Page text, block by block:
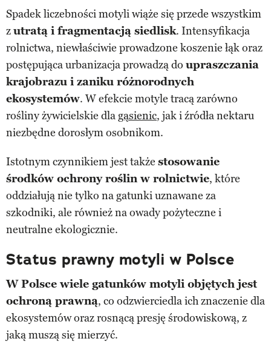
Spadek liczebności motyli wiąże się przede wszystkim
zutratą i fragmentacją siedlisk. Intensyfikacja
rolnictwa, niewłaściwie prowadzone koszenie łąk oraz
postępująca urbanizacja prowadzą do upraszczania
krajobrazu i zaniku różnorodnych
ekosystemów. W efekcie motyle tracą zarówno
rośliny żywicielskie dla gąsienic, jak i źródła nektaru
niezbędne dorosłym osobnikom.
Istotnym czynnikiem jest także stosowanie
środków ochrony roślin w rolnictwie, które
oddziałują nie tylko na gatunki uznawane za
szkodniki, ale również na owady pożyteczne i
neutralne ekologicznie.
Status prawny motyli w Polsce
W Polsce wiele gatunków motyli objętych jest
ochroną prawną, co odzwierciedla ich znaczenie dla
ekosystemów oraz rosnącą presję środowiskową, z
jaką muszą się mierzyć.